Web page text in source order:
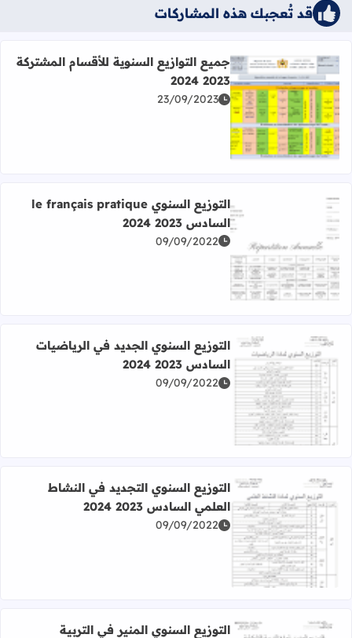
قد تُعجبك هذه المشاركات
اقرأ المزيد عن جميع التوازيع السنوية للأقسام المشتركة 2023 2024
جميع التوازيع السنوية للأقسام المشتركة
2023 2024
23/09/2023
اقرأ المزيد عن التوزيع السنوي le français pratique السادس 2023 2024
التوزيع السنوي le français pratique
السادس 2023 2024
09/09/2022
اقرأ المزيد عن التوزيع السنوي الجديد في الرياضيات السادس 2023
التوزيع السنوي الجديد في الرياضيات
السادس 2023 2024
09/09/2022
اقرأ المزيد عن التوزيع السنوي التجديد في النشاط العلمي السادس
التوزيع السنوي التجديد في النشاط
العلمي السادس 2023 2024
09/09/2022
التوزيع السنوي المنير في التربية